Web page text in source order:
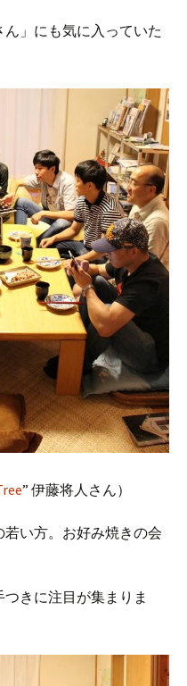
」にも気に入っていた
” 伊藤将人さん）
い方。お好み焼きの会
きに注目が集まりま